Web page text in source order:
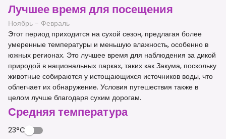
Лучшее время для посещения
Ноябрь - Февраль
Этот период приходится на сухой сезон, предлагая более
умеренные температуры и меньшую влажность, особенно в
южных регионах. Это лучшее время для наблюдения за дикой
природой в национальных парках, таких как Закума, поскольку
животные собираются у истощающихся источников воды, что
облегчает их обнаружение. Условия путешествия также в
целом лучше благодаря сухим дорогам.
Средняя температура
23°C